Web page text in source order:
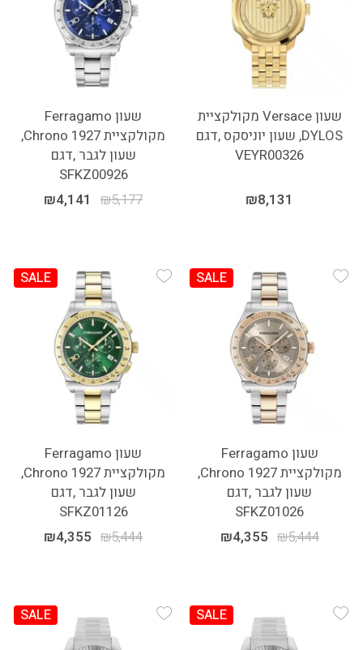
שעון Versace מקולקציית
DYLOS, שעון יוניסקס ,דגם
VEYR00326
₪8,131
שעון Ferragamo
מקולקציית 1927 Chrono,
שעון לגבר ,דגם
SFKZ00926
₪5,177
₪4,141
Add Wishlist
SALE
שעון Ferragamo
מקולקציית 1927 Chrono,
שעון לגבר ,דגם
SFKZ01026
₪5,444
₪4,355
Add Wishlist
SALE
שעון Ferragamo
מקולקציית 1927 Chrono,
שעון לגבר ,דגם
SFKZ01126
₪5,444
₪4,355
Add Wishlist
SALE
Add Wishlist
SALE